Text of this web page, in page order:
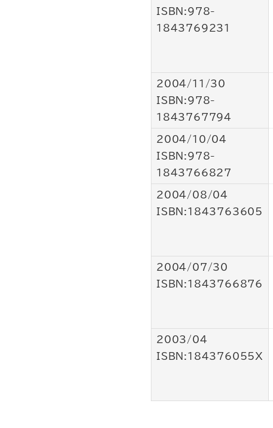
ISBN:978-
1843769231
2004/11/30
ISBN:978-
1843767794
2004/10/04
ISBN:978-
1843766827
2004/08/04
ISBN:1843763605
2004/07/30
ISBN:1843766876
2003/04
ISBN:184376055X